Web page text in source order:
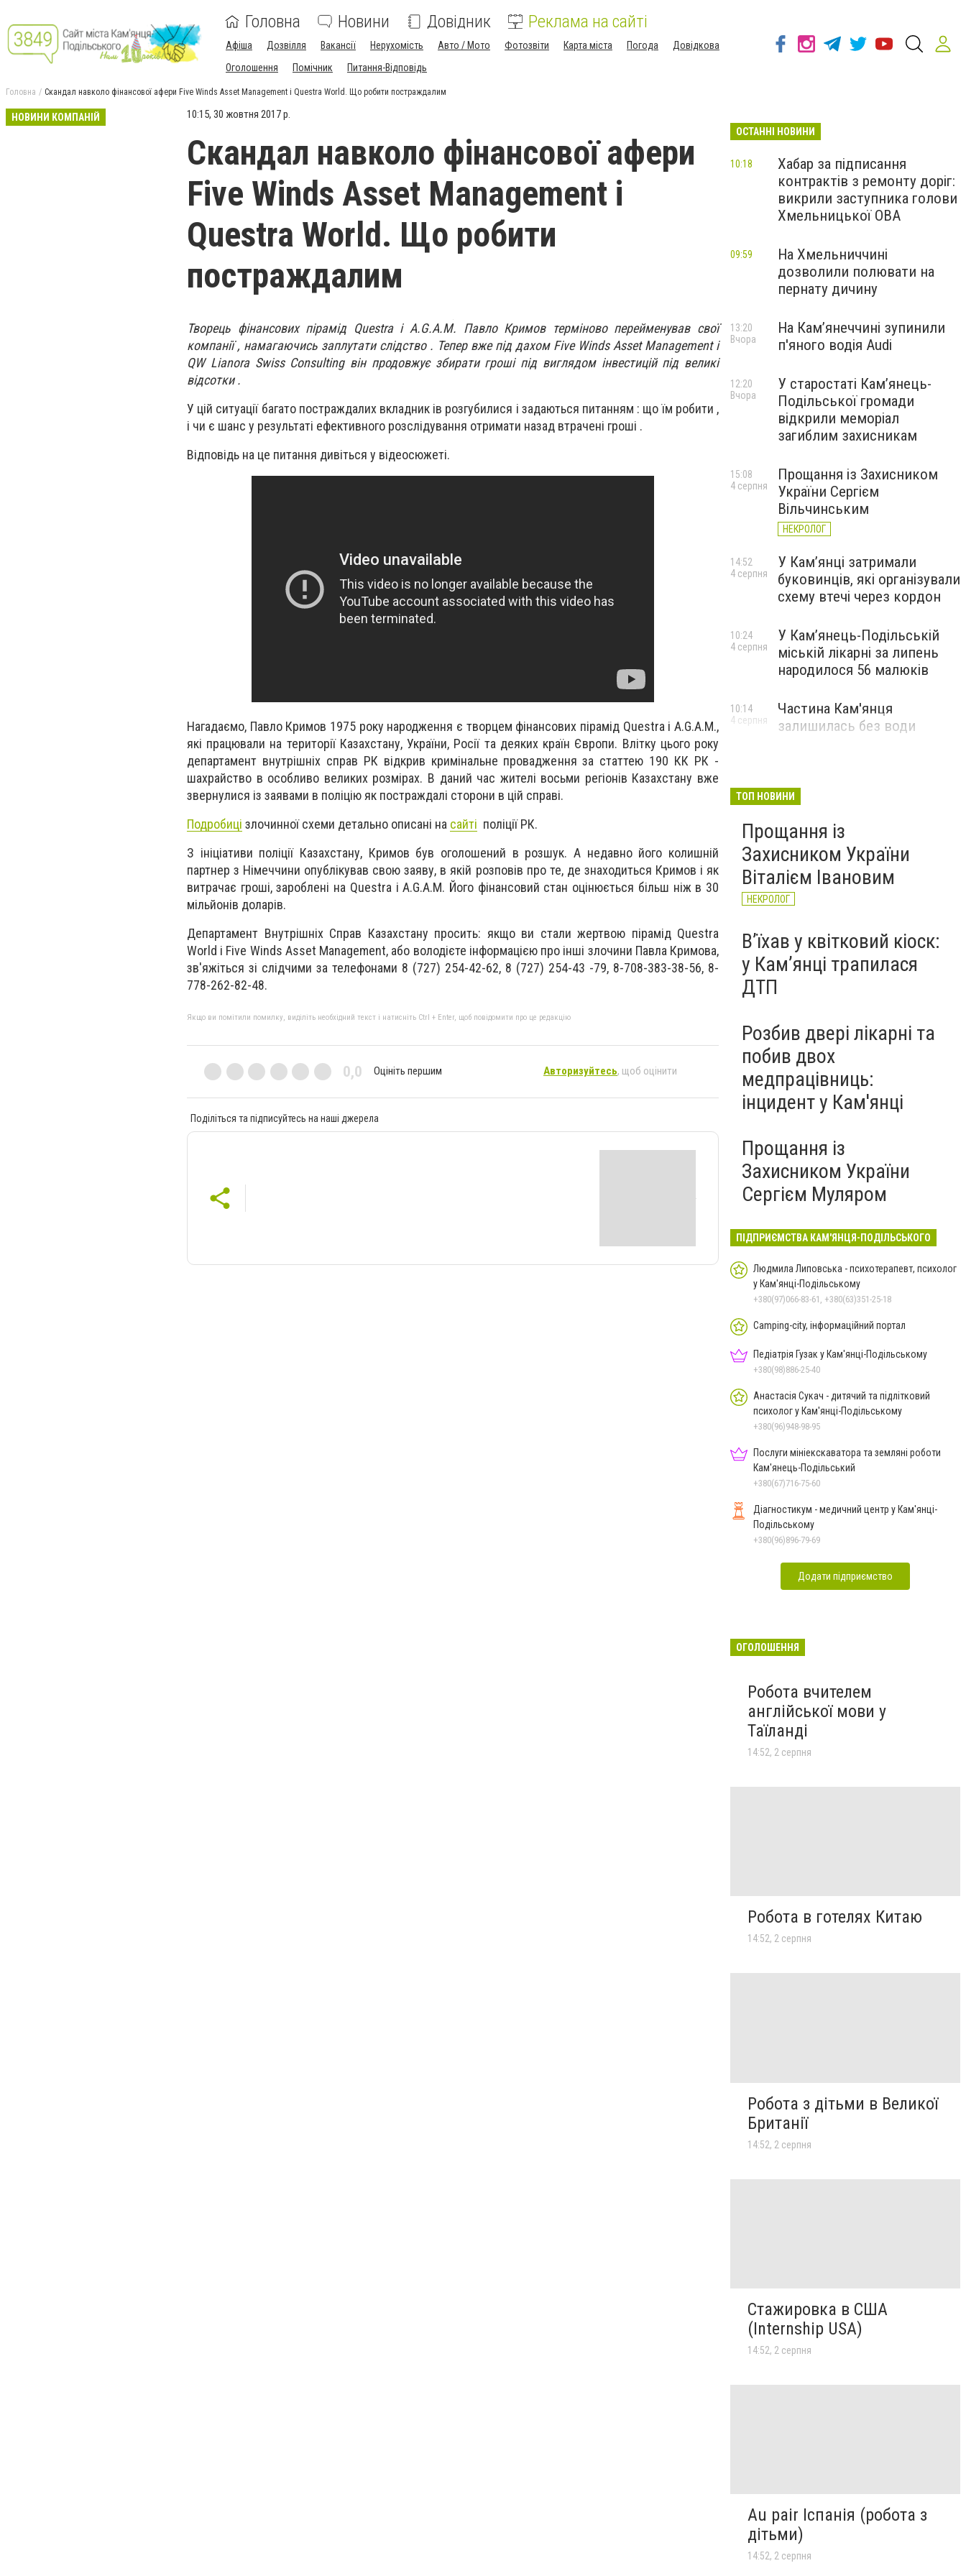
Головна Новини Довідник Реклама на сайті
Афіша Дозвілля Вакансії Нерухомість Авто / Мото Фотозвіти Карта міста Погода
Довідкова
Оголошення
Помічник Питання-Відповідь
Головна Скандал навколо фінансової афери Five Winds Asset Management і Questra World. Що робити постраждалим
НОВИНИ КОМПАНІЙ 10:15, 30 жовтня 2017 р.
Скандал навколо фінансової афери
Five Winds Asset Management і
Questra World. Що робити
постраждалим
Творець фінансових пірамід Questra і A.G.A.M. Павло Кримов терміново перейменував свої
компанії , намагаючись заплутати слідство . Тепер вже під дахом Five Winds Asset Management і
QW Lianora Swiss Consulting він продовжує збирати гроші під виглядом інвестицій під великі
відсотки .
У цій ситуації багато постраждалих вкладник ів розгубилися і задаються питанням : що їм робити ,
і чи є шанс у результаті ефективного розслідування отримати назад втрачені гроші .
Відповідь на це питання дивіться у відеосюжеті.
Нагадаємо, Павло Кримов 1975 року народження є творцем фінансових пірамід Questra і A.G.A.M.,
які працювали на території Казахстану, України, Росії та деяких країн Європи. Влітку цього року
департамент внутрішніх справ РК відкрив кримінальне провадження за статтею 190 КК РК -
шахрайство в особливо великих розмірах. В даний час жителі восьми регіонів Казахстану вже
звернулися із заявами в поліцію як постраждалі сторони в цій справі.
Подробиці злочинної схеми детально описані на сайті поліції РК.
З ініціативи поліції Казахстану, Кримов був оголошений в розшук. А недавно його колишній
партнер з Німеччини опублікував свою заяву, в якій розповів про те, де знаходиться Кримов і як
витрачає гроші, зароблені на Questra і A.G.A.M. Його фінансовий стан оцінюється більш ніж в 30
мільйонів доларів.
Департамент Внутрішніх Справ Казахстану просить: якщо ви стали жертвою пірамід Questra
World і Five Winds Asset Management, або володієте інформацією про інші злочини Павла Кримова,
зв'яжіться зі слідчими за телефонами 8 (727) 254-42-62, 8 (727) 254-43 -79, 8-708-383-38-56, 8-
778-262-82-48.
Якщо ви помітили помилку, виділіть необхідний текст і натисніть Ctrl + Enter, щоб повідомити про це редакцію
0,0 Оцініть першим Авторизуйтесь, щоб оцінити
Поділіться та підписуйтесь на наші джерела
ОСТАННІ НОВИНИ
Хабар за підписання
контрактів з ремонту доріг:
викрили заступника голови
Хмельницької ОВА
10:18
На Хмельниччині
дозволили полювати на
пернату дичину
09:59
На Камʼянеччині зупинили
п'яного водія Audi
13:20
Вчора
У старостаті Кам’янець-
Подільської громади
відкрили меморіал
загиблим захисникам
12:20
Вчора
Прощання із Захисником
України Сергієм
Вільчинським
НЕКРОЛОГ
15:08
4 серпня
У Кам’янці затримали
буковинців, які організували
схему втечі через кордон
14:52
4 серпня
У Кам’янець-Подільській
міській лікарні за липень
народилося 56 малюків
10:24
4 серпня
Частина Кам'янця
залишилась без води
10:14
4 серпня
ТОП НОВИНИ
Прощання із
Захисником України
Віталієм Івановим
НЕКРОЛОГ
Вʼїхав у квітковий кіоск:
у Камʼянці трапилася
ДТП
Розбив двері лікарні та
побив двох
медпрацівниць:
інцидент у Кам'янці
Прощання із
Захисником України
Сергієм Муляром
ПІДПРИЄМСТВА КАМ'ЯНЦЯ-ПОДІЛЬСЬКОГО
Людмила Липовська - психотерапевт, психолог
у Кам'янці-Подільському
+380(97)066-83-61, +380(63)351-25-18
Camping-city, інформаційний портал
Педіатрія Гузак у Кам'янці-Подільському
+380(98)886-25-40
Анастасія Сукач - дитячий та підлітковий
психолог у Кам'янці-Подільському
+380(96)948-98-95
Послуги мініекскаватора та земляні роботи
Кам'янець-Подільський
+380(67)716-75-60
Діагностикум - медичний центр у Кам'янці-
Подільському
+380(96)896-79-69
Додати підприємство
ОГОЛОШЕННЯ
Робота вчителем
англійської мови у
Таїланді
14:52, 2 серпня
Робота в готелях Китаю
14:52, 2 серпня
Робота з дітьми в Великої
Британії
14:52, 2 серпня
Стажировка в США
(Internship USA)
14:52, 2 серпня
Au pair Іспанія (робота з
дітьми)
14:52, 2 серпня